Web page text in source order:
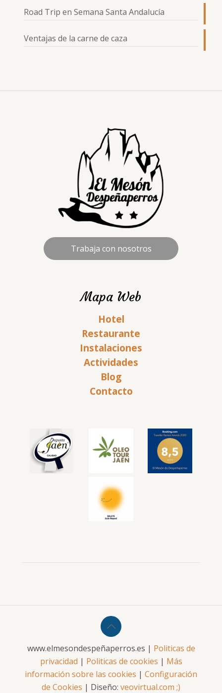
Road Trip en Semana Santa Andalucía
Ventajas de la carne de caza
Trabaja con nosotros
Mapa Web
Hotel
Restaurante
Instalaciones
Actividades
Blog
Contacto
www.elmesondespeñaperros.es | Politicas de
privacidad | Politicas de cookies | Más
información sobre las cookies | Configuración
de Cookies | Diseño: veovirtual.com ;)